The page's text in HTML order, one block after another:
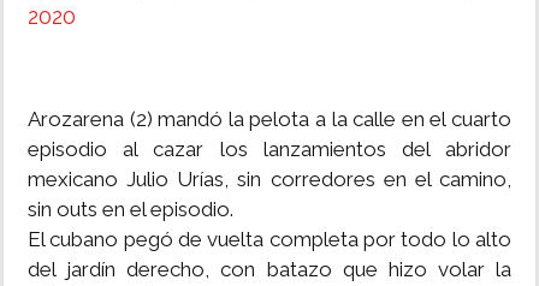
2020
Arozarena (2) mandó la pelota a la calle en el cuarto
episodio al cazar los lanzamientos del abridor
mexicano Julio Urías, sin corredores en el camino,
sin outs en el episodio.
El cubano pegó de vuelta completa por todo lo alto
del jardín derecho, con batazo que hizo volar la